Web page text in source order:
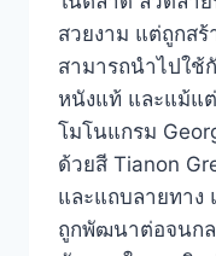
สวยงาม แต่ถูกส
สามารถนำไปใ
หนังแท้ และแม้แ
โมโนแกรม
ด้วยสี Tianon
และแถบลายทาง
ถูกพัฒนาต่อจนก